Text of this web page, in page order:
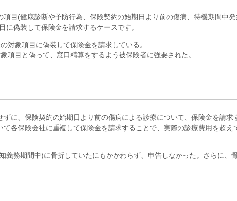
項目(健康診断や予防行為、保険契約の始期日より前の傷病、待機期間中
に偽装して保険金を請求するケースです。
対象項目に偽装して保険金を請求している。
項目と偽って、窓口精算をするよう被保険者に強要された。
ずに、保険契約の始期日より前の傷病による診療について、保険金を請
て各保険会社に重複して保険金を請求することで、実際の診療費用を超
義務期間中)に骨折していたにもかかわらず、申告しなかった。さらに、